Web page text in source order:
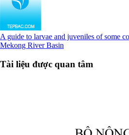
A guide to larvae and juveniles of some
Mekong River Basin
Tài liệu được quan tâm